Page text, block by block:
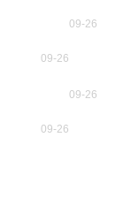
09-26
09-26
09-26
09-26